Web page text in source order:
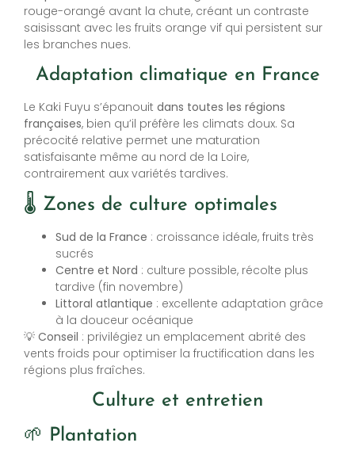
rouge-orangé avant la chute, créant un contraste
saisissant avec les fruits orange vif qui persistent sur
les branches nues.
Adaptation climatique en France
Le Kaki Fuyu s’épanouit dans toutes les régions
françaises, bien qu’il préfère les climats doux. Sa
précocité relative permet une maturation
satisfaisante même au nord de la Loire,
contrairement aux variétés tardives.
🌡️ Zones de culture optimales
Sud de la France : croissance idéale, fruits très
sucrés
Centre et Nord : culture possible, récolte plus
tardive (fin novembre)
Littoral atlantique : excellente adaptation grâce
à la douceur océanique
💡 Conseil : privilégiez un emplacement abrité des
vents froids pour optimiser la fructification dans les
régions plus fraîches.
Culture et entretien
🌱 Plantation